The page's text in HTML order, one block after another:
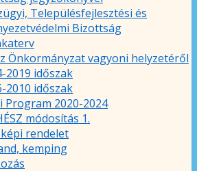
Településfejlesztési és
Bizottság
Önkormányzat vagyoni helyzetéről
2019 időszak
2010 időszak
Program 2020-2024
módosítás 1.
rendelet
kemping